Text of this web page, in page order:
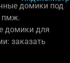
домики под
пмж.
домики для
заказать